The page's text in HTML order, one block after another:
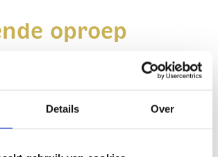
Details Over
oproep
van SIVON is om zoveel
te laten
de uitgevoerde Data
Assessments (DPIA’s).
en medewerking van de